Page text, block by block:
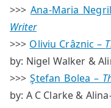
>>>Ana-Maria
Writer
>>> Oliviu Crâznic –
by: Nigel Walker &
>>>Ştefan Bolea –
by: A C Clarke &